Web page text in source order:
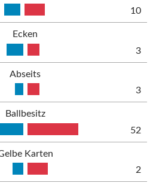
10
Ecken
3
Abseits
3
Ballbesitz
52
Karten
2